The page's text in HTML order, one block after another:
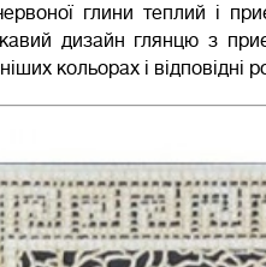
глини теплий і
дизайн глянцю з
кольорах і відповідні